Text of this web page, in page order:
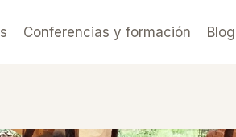
Conferencias y formación Blog